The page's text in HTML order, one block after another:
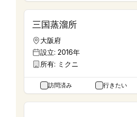
三国蒸溜所
大阪府
設立: 2016年
所有: ミクニ
訪問済み 行きたい